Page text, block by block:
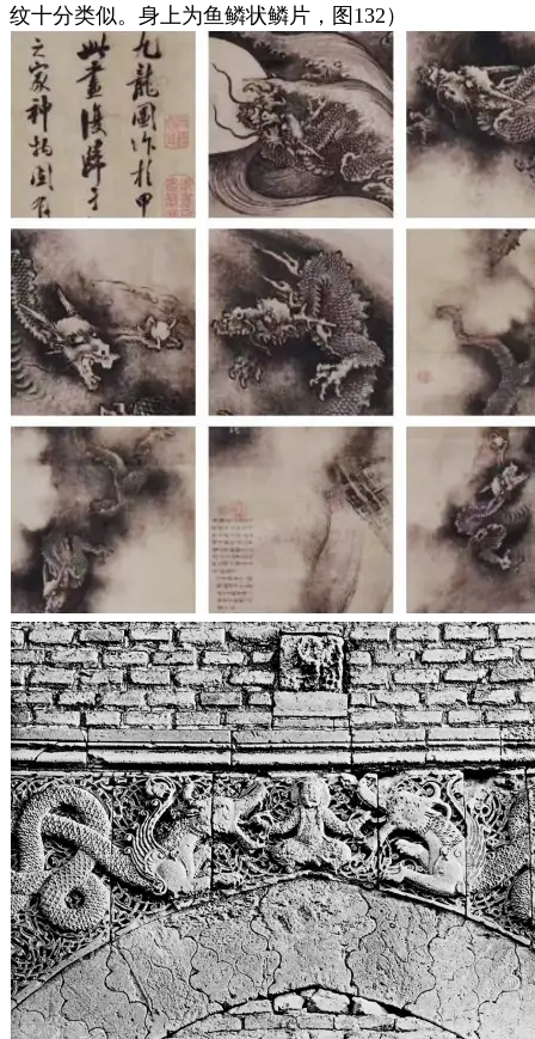
纹十分类似。身上为鱼鳞状鳞片，图132）